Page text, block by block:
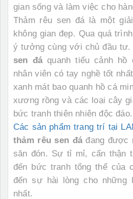
gian sống và làm việc cho
Thảm rêu sen đá là một
không gian đẹp. Qua quá
ý tưởng cùng với chủ đầu tư.
sen đáquanh tiểu cảnh
nhân viên có tay nghề tốt
xanh mát bao quanh hồ cá
xương rồng và các loại cây
bức tranh thiên nhiên độc đáo.
Các sản phẩm trang trí tại
thảm rêu sen đáđang được
săn đón. Sự tỉ mỉ, cẩn thận
đến bức tranh tổng thể của
đến sự hài lòng cho những
nhất.